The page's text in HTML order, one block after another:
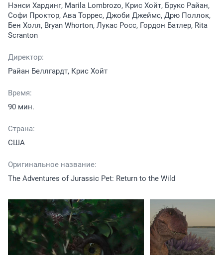
Нэнси Хардинг, Marila Lombrozo, Крис Хойт, Брукс Райан,
Софи Проктор, Ава Торрес, Джоби Джеймс, Дрю Поллок,
Бен Холл, Bryan Whorton, Лукас Росс, Гордон Батлер, Rita
Scranton
Директор:
Райан Беллгардт, Крис Хойт
Время:
90 мин.
Страна:
США
Оригинальное название:
The Adventures of Jurassic Pet: Return to the Wild